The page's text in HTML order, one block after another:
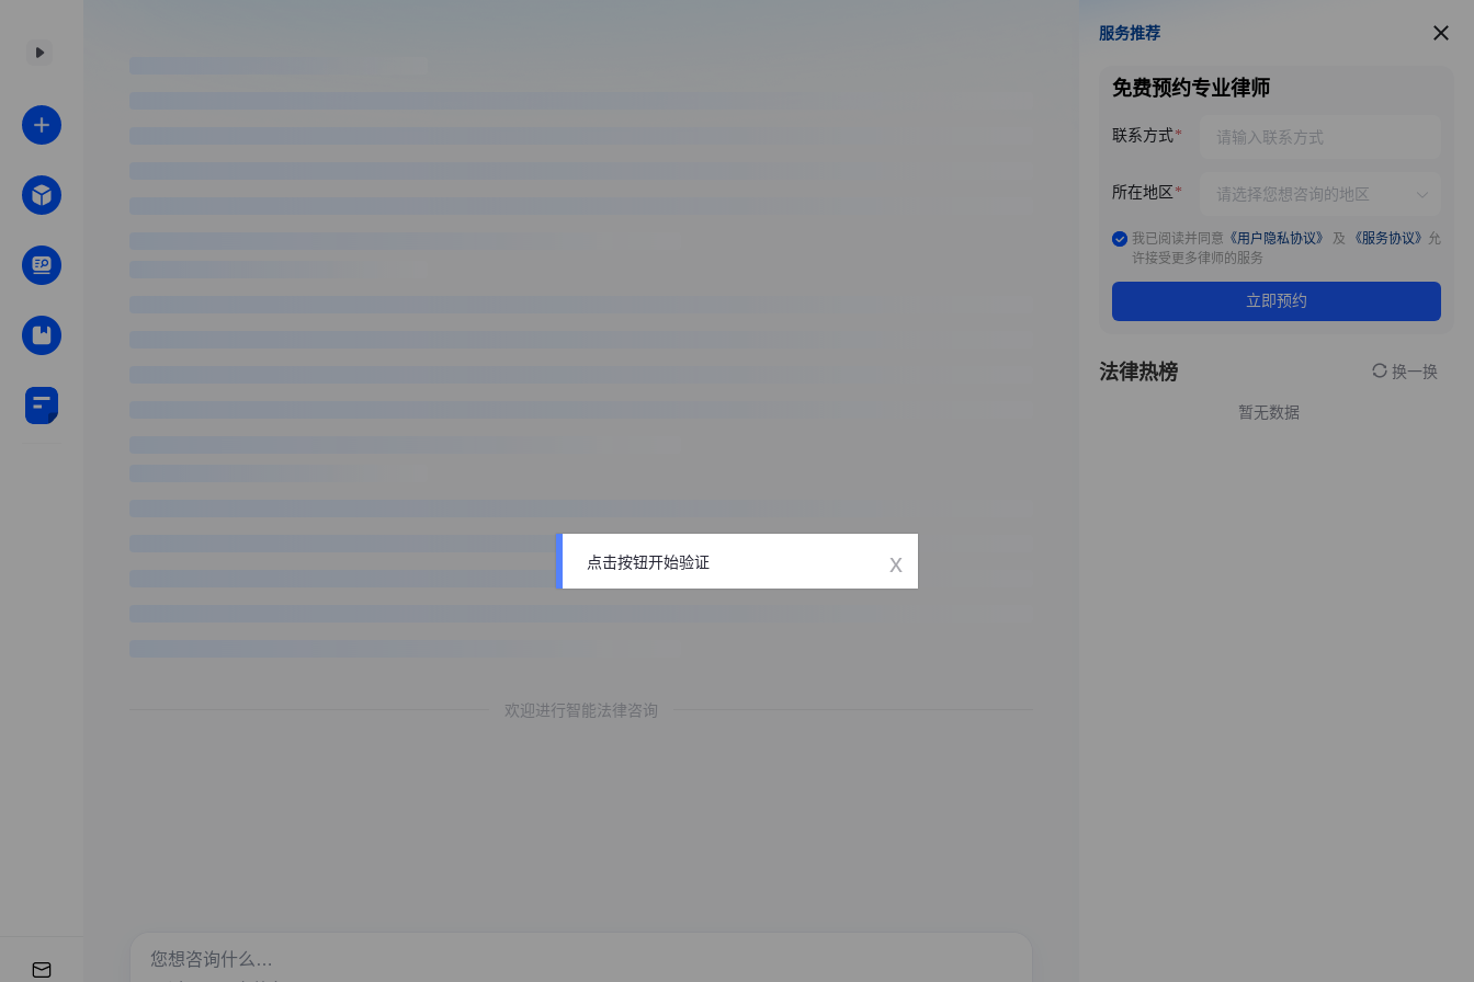
欢迎进行智能法律咨询
服务推荐
服务推荐
免费预约专业律师
联系方式
所在地区
我已阅读并同意 《用户隐私协议》 及 《服务协议》 允
许接受更多律师的服务
立即预约
法律热榜 换一换
暂无数据
点击按钮开始验证 x